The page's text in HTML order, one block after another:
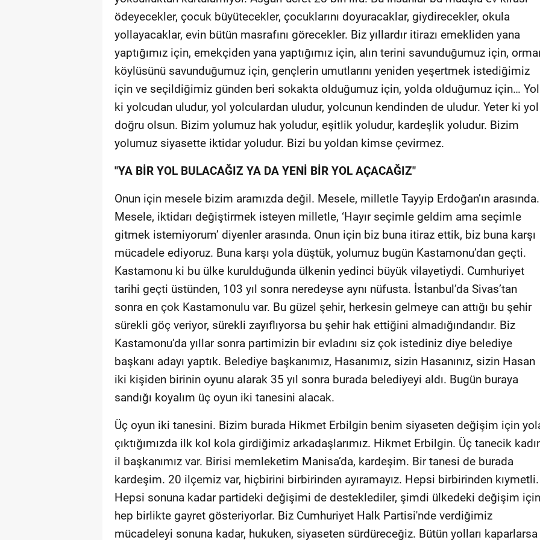
ödeyecekler, çocuk büyütecekler, çocuklarını doyuracaklar, giydirecekler, okula
yollayacaklar, evin bütün masrafını görecekler. Biz yıllardır itirazı emekliden yana
yaptığımız için, emekçiden yana yaptığımız için, alın terini savunduğumuz için,
köylüsünü savunduğumuz için, gençlerin umutlarını yeniden yeşertmek istediğimiz
için ve seçildiğimiz günden beri sokakta olduğumuz için, yolda olduğumuz için… Yol
ki yolcudan uludur, yol yolculardan uludur, yolcunun kendinden de uludur. Yeter ki yol
doğru olsun. Bizim yolumuz hak yoludur, eşitlik yoludur, kardeşlik yoludur. Bizim
yolumuz siyasette iktidar yoludur. Bizi bu yoldan kimse çevirmez.
"YA BİR YOL BULACAĞIZ YA DA YENİ BİR YOL AÇACAĞIZ"
Onun için mesele bizim aramızda değil. Mesele, milletle Tayyip Erdoğan’ın arasında.
Mesele, iktidarı değiştirmek isteyen milletle, ‘Hayır seçimle geldim ama seçimle
gitmek istemiyorum’ diyenler arasında. Onun için biz buna itiraz ettik, biz buna karşı
mücadele ediyoruz. Buna karşı yola düştük, yolumuz bugün Kastamonu’dan geçti.
Kastamonu ki bu ülke kurulduğunda ülkenin yedinci büyük vilayetiydi. Cumhuriyet
tarihi geçti üstünden, 103 yıl sonra neredeyse aynı nüfusta. İstanbul’da Sivas’tan
sonra en çok Kastamonulu var. Bu güzel şehir, herkesin gelmeye can attığı bu şehir
sürekli göç veriyor, sürekli zayıflıyorsa bu şehir hak ettiğini almadığındandır. Biz
Kastamonu’da yıllar sonra partimizin bir evladını siz çok istediniz diye belediye
başkanı adayı yaptık. Belediye başkanımız, Hasanımız, sizin Hasanınız, sizin Hasan
iki kişiden birinin oyunu alarak 35 yıl sonra burada belediyeyi aldı. Bugün buraya
sandığı koyalım üç oyun iki tanesini alacak.
Üç oyun iki tanesini. Bizim burada Hikmet Erbilgin benim siyaseten değişim için
çıktığımızda ilk kol kola girdiğimiz arkadaşlarımız. Hikmet Erbilgin. Üç tanecik
il başkanımız var. Birisi memleketim Manisa’da, kardeşim. Bir tanesi de burada
kardeşim. 20 ilçemiz var, hiçbirini birbirinden ayıramayız. Hepsi birbirinden kıymetli.
Hepsi sonuna kadar partideki değişimi de desteklediler, şimdi ülkedeki değişim için
hep birlikte gayret gösteriyorlar. Biz Cumhuriyet Halk Partisi'nde verdiğimiz
mücadeleyi sonuna kadar, hukuken, siyaseten sürdüreceğiz. Bütün yolları kaparlarsa